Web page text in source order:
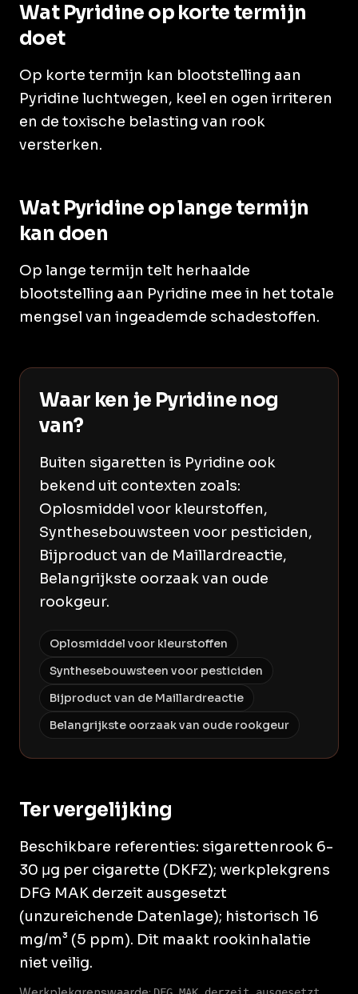
Wat Pyridine op korte termijn
doet
Op korte termijn kan blootstelling aan
Pyridine luchtwegen, keel en ogen irriteren
en de toxische belasting van rook
versterken.
Wat Pyridine op lange termijn
kan doen
Op lange termijn telt herhaalde
blootstelling aan Pyridine mee in het totale
mengsel van ingeademde schadestoffen.
Waar ken je Pyridine nog
van?
Buiten sigaretten is Pyridine ook
bekend uit contexten zoals:
Oplosmiddel voor kleurstoffen,
Synthesebouwsteen voor pesticiden,
Bijproduct van de Maillardreactie,
Belangrijkste oorzaak van oude
rookgeur.
Oplosmiddel voor kleurstoffen
Synthesebouwsteen voor pesticiden
Bijproduct van de Maillardreactie
Belangrijkste oorzaak van oude rookgeur
Ter vergelijking
Beschikbare referenties: sigarettenrook 6-
30 μg per cigarette (DKFZ); werkplekgrens
DFG MAK derzeit ausgesetzt
(unzureichende Datenlage); historisch 16
mg/m³ (5 ppm). Dit maakt rookinhalatie
niet veilig.